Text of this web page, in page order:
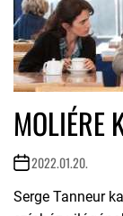
MOLIÉRE
2022.01.20.
Serge Tanneur